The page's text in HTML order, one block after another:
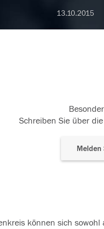
13.10.2015
Schreiben Sie über
Melden
können sich